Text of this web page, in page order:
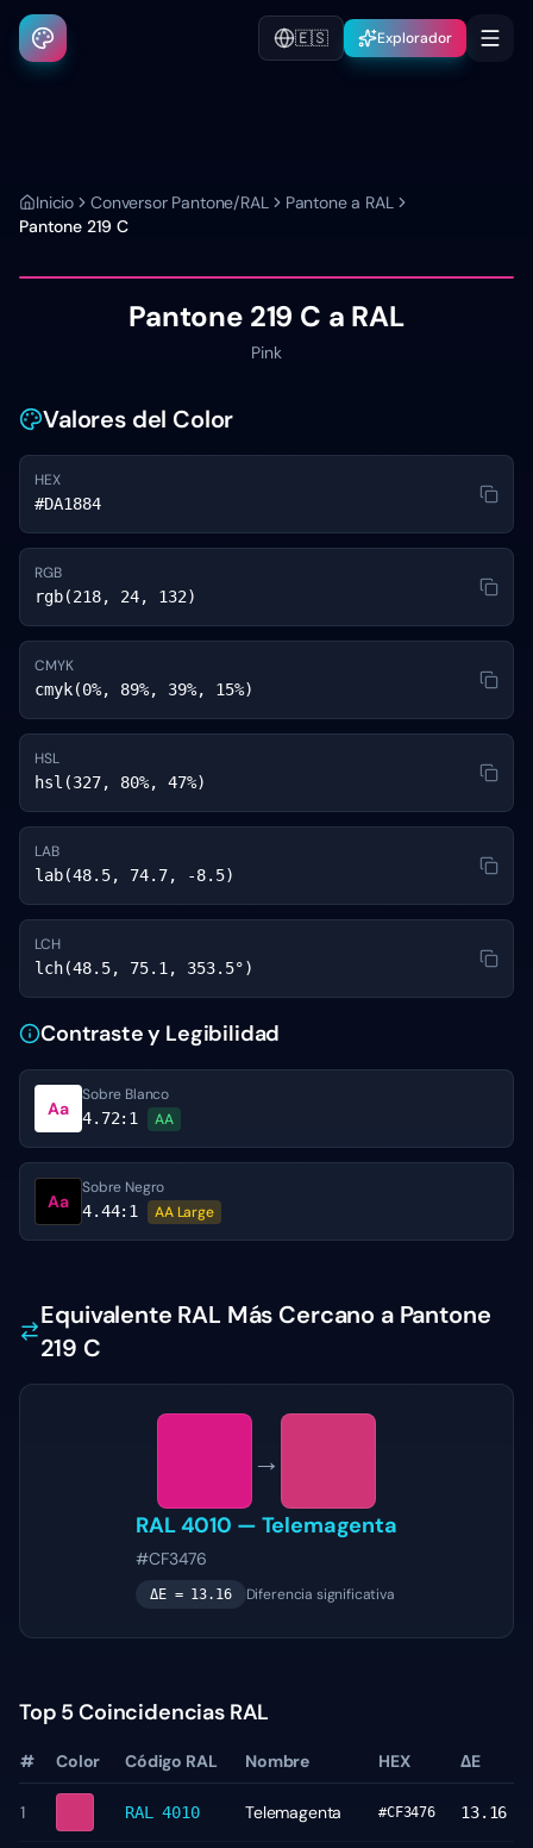
🇪🇸 Explorador
Inicio Conversor Pantone/RAL
Pantone a RAL
Pantone 219 C
Pantone 219 C a RAL
Pink
Valores del Color
HEX
#DA1884
RGB
rgb(218, 24, 132)
CMYK
cmyk(0%, 89%, 39%, 15%)
HSL
hsl(327, 80%, 47%)
LAB
lab(48.5, 74.7, -8.5)
LCH
lch(48.5, 75.1, 353.5°)
Contraste y Legibilidad
Aa
Sobre Blanco
4.72:1 AA
Aa
Sobre Negro
4.44:1 AA Large
Equivalente RAL Más Cercano a Pantone
219 C
→
RAL 4010 — Telemagenta
#CF3476
ΔE = 13.16 Diferencia significativa
Top 5 Coincidencias RAL
# Color Código RAL Nombre HEX ΔE
1 RAL 4010 Telemagenta #CF3476 13.16